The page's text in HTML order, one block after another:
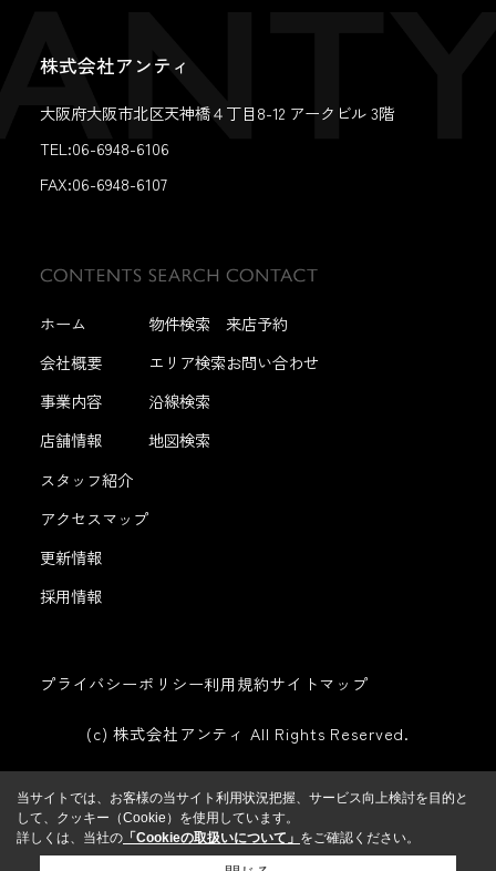
株式会社アンティ
大阪府大阪市北区天神橋４丁目8-12 アークビル 3階
TEL:06-6948-6106
FAX:06-6948-6107
ホーム
会社概要
事業内容
店舗情報
スタッフ紹介
アクセスマップ
更新情報
採用情報
物件検索
エリア検索
沿線検索
地図検索
来店予約
お問い合わせ
プライバシーポリシー利用規約サイトマップ
(c) 株式会社アンティ All Rights Reserved.
当サイトでは、お客様の当サイト利用状況把握、サービス向上検討を目的と
して、クッキー（Cookie）を使用しています。
詳しくは、当社の 「Cookieの取扱いについて」 をご確認ください。